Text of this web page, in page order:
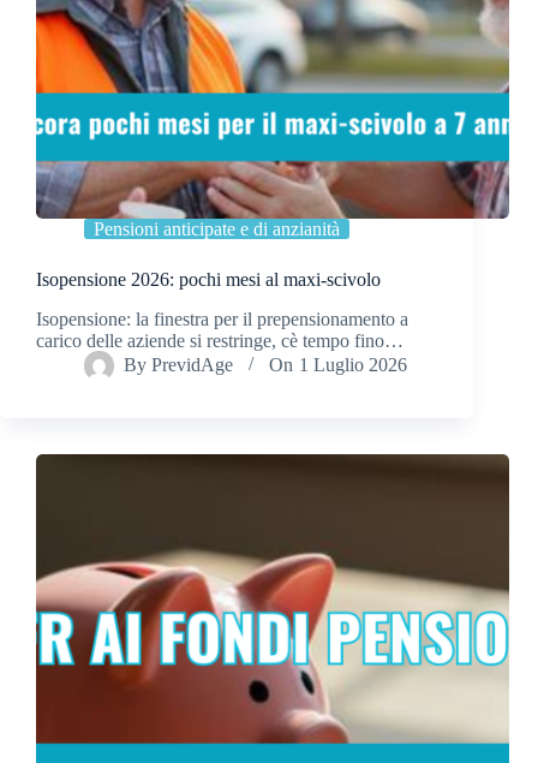
Pensioni anticipate e di anzianità
Isopensione 2026: pochi mesi al maxi-scivolo
Isopensione: la finestra per il prepensionamento a
carico delle aziende si restringe, cè tempo fino…
By PrevidAge On 1 Luglio 2026